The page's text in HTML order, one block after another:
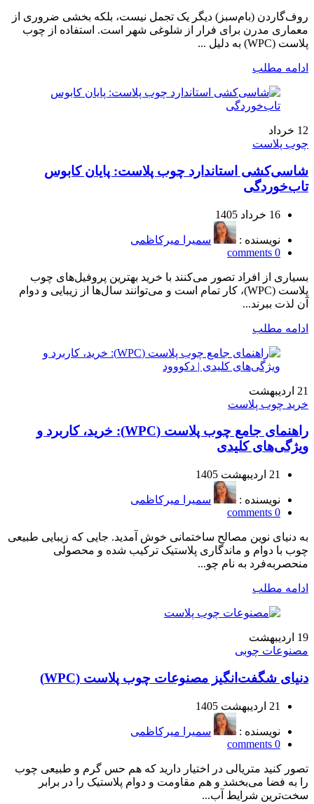
روف‌گاردن (بام‌سبز) دیگر یک تجمل نیست، بلکه بخشی ضروری از
معماری مدرن برای فرار از شلوغی شهر است. استفاده از چوب
پلاست (WPC) به دلیل ...
ادامه مطلب
12 خرداد
چوب پلاست
شاسی‌کشی استاندارد چوب پلاست: پایان کابوس
تاب‌خوردگی
16 خرداد 1405
نویسنده :
سمیرا میرکاظمی
0
comments
بسیاری از افراد تصور می‌کنند با خرید بهترین پروفیل‌های چوب
پلاست (WPC)، کار تمام است و می‌توانند سال‌ها از زیبایی و دوام
آن لذت ببرند...
ادامه مطلب
21 اردیبهشت
خرید چوب پلاست
راهنمای جامع چوب پلاست (WPC): خرید، کاربرد و
ویژگی‌های کلیدی
21 اردیبهشت 1405
نویسنده :
سمیرا میرکاظمی
0
comments
به دنیای نوین مصالح ساختمانی خوش آمدید. جایی که زیبایی طبیعی
چوب با دوام و ماندگاری پلاستیک ترکیب شده و محصولی
منحصر‌به‌فرد به نام چو...
ادامه مطلب
19 اردیبهشت
مصنوعات چوبی
دنیای شگفت‌انگیز مصنوعات چوب پلاست (WPC)
21 اردیبهشت 1405
نویسنده :
سمیرا میرکاظمی
0
comments
تصور کنید متریالی در اختیار دارید که هم حس گرم و طبیعی چوب
را به فضا می‌بخشد و هم مقاومت و دوام پلاستیک را در برابر
سخت‌ترین شرایط آب...